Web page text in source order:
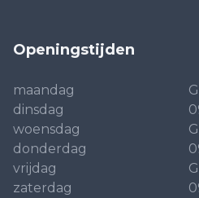
Openingstijden
maandag
dinsdag
woensdag
donderdag
vrijdag
zaterdag